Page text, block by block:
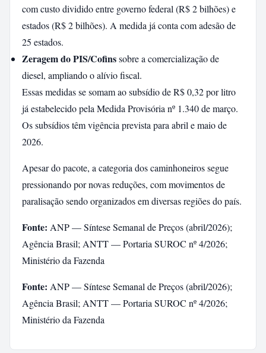
com custo dividido entre governo federal (R$ 2 bilhões) e
estados (R$ 2 bilhões). A medida já conta com adesão de
25 estados.
Zeragem do PIS/Cofinssobre a comercialização de
diesel, ampliando o alívio fiscal.
Essas medidas se somam ao subsídio de R$ 0,32 por litro
já estabelecido pela Medida Provisória nº 1.340 de março.
Os subsídios têm vigência prevista para abril e maio de
2026.
Apesar do pacote, a categoria dos caminhoneiros segue
pressionando por novas reduções, com movimentos de
paralisação sendo organizados em diversas regiões do país.
Fonte: ANP — Síntese Semanal de Preços (abril/2026);
Agência Brasil; ANTT — Portaria SUROC nº 4/2026;
Ministério da Fazenda
Fonte: ANP — Síntese Semanal de Preços (abril/2026);
Agência Brasil; ANTT — Portaria SUROC nº 4/2026;
Ministério da Fazenda